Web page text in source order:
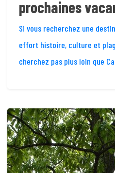
prochaines
Si vous recherchez une
effort histoire, culture et
cherchez pas plus loin que